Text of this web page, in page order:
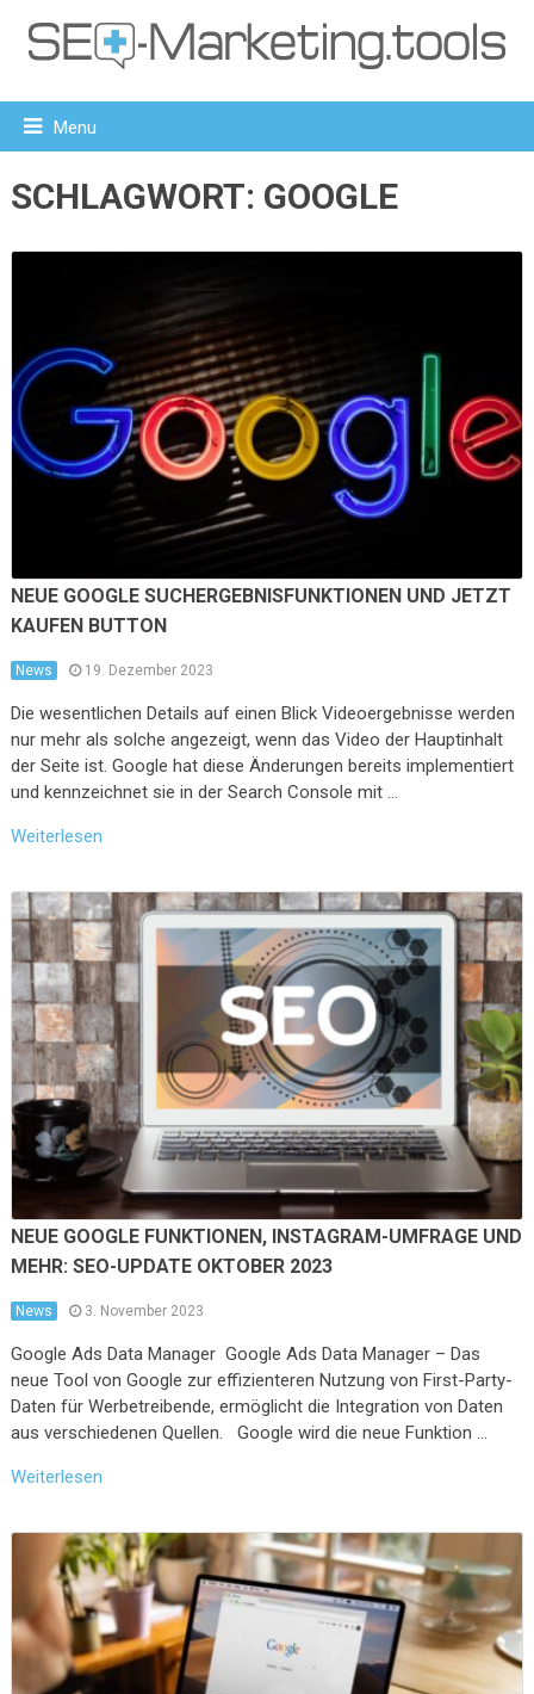
Menu
SCHLAGWORT: GOOGLE
NEUE GOOGLE SUCHERGEBNISFUNKTIONEN UND JETZT
KAUFEN BUTTON
News 19. Dezember 2023
Die wesentlichen Details auf einen Blick Videoergebnisse werden
nur mehr als solche angezeigt, wenn das Video der Hauptinhalt
der Seite ist. Google hat diese Änderungen bereits implementiert
und kennzeichnet sie in der Search Console mit …
Weiterlesen
NEUE GOOGLE FUNKTIONEN, INSTAGRAM-UMFRAGE UND
MEHR: SEO-UPDATE OKTOBER 2023
News 3. November 2023
Google Ads Data Manager Google Ads Data Manager – Das
neue Tool von Google zur effizienteren Nutzung von First-Party-
Daten für Werbetreibende, ermöglicht die Integration von Daten
aus verschiedenen Quellen. Google wird die neue Funktion …
Weiterlesen